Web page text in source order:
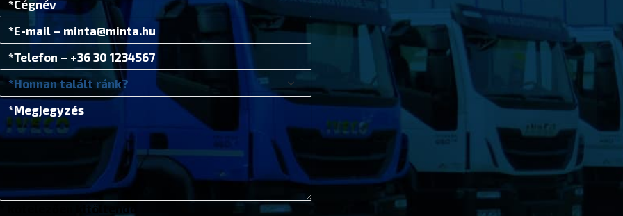
* kötelezően kitöltendő